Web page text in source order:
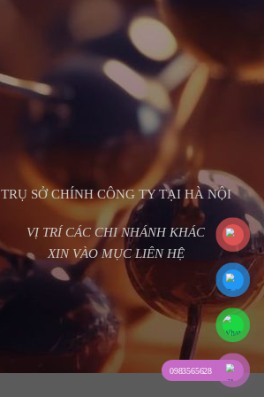
TRỤ SỞ CHÍNH CÔNG TY TẠI HÀ NỘI
VỊ TRÍ CÁC CHI NHÁNH KHÁC
XIN VÀO MỤC LIÊN HỆ
0983565628